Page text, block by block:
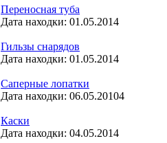
Переносная туба
Дата находки: 01.05.2014
Гильзы снарядов
Дата находки: 01.05.2014
Саперные лопатки
Дата находки: 06.05.20104
Каски
Дата находки: 04.05.2014